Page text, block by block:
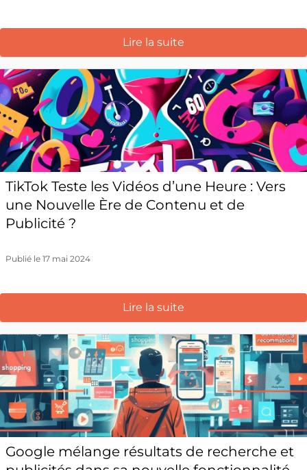
Lire la suite
TikTok Teste les Vidéos d’une Heure : Vers
une Nouvelle Ère de Contenu et de
Publicité ?
Publié le 17 mai 2024
Lire la suite
Google mélange résultats de recherche et